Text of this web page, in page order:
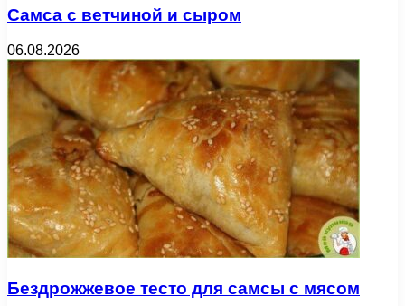
Самса с ветчиной и сыром
06.08.2026
Бездрожжевое тесто для самсы с мясом